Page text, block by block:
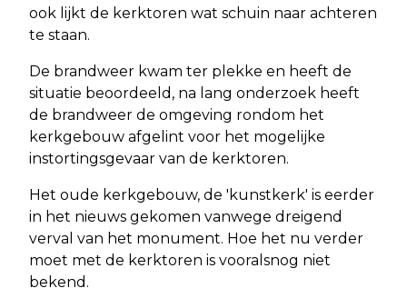
ook lijkt de kerktoren wat schuin naar achteren
te staan.
De brandweer kwam ter plekke en heeft de
situatie beoordeeld, na lang onderzoek heeft
de brandweer de omgeving rondom het
kerkgebouw afgelint voor het mogelijke
instortingsgevaar van de kerktoren.
Het oude kerkgebouw, de 'kunstkerk' is eerder
in het nieuws gekomen vanwege dreigend
verval van het monument. Hoe het nu verder
moet met de kerktoren is vooralsnog niet
bekend.